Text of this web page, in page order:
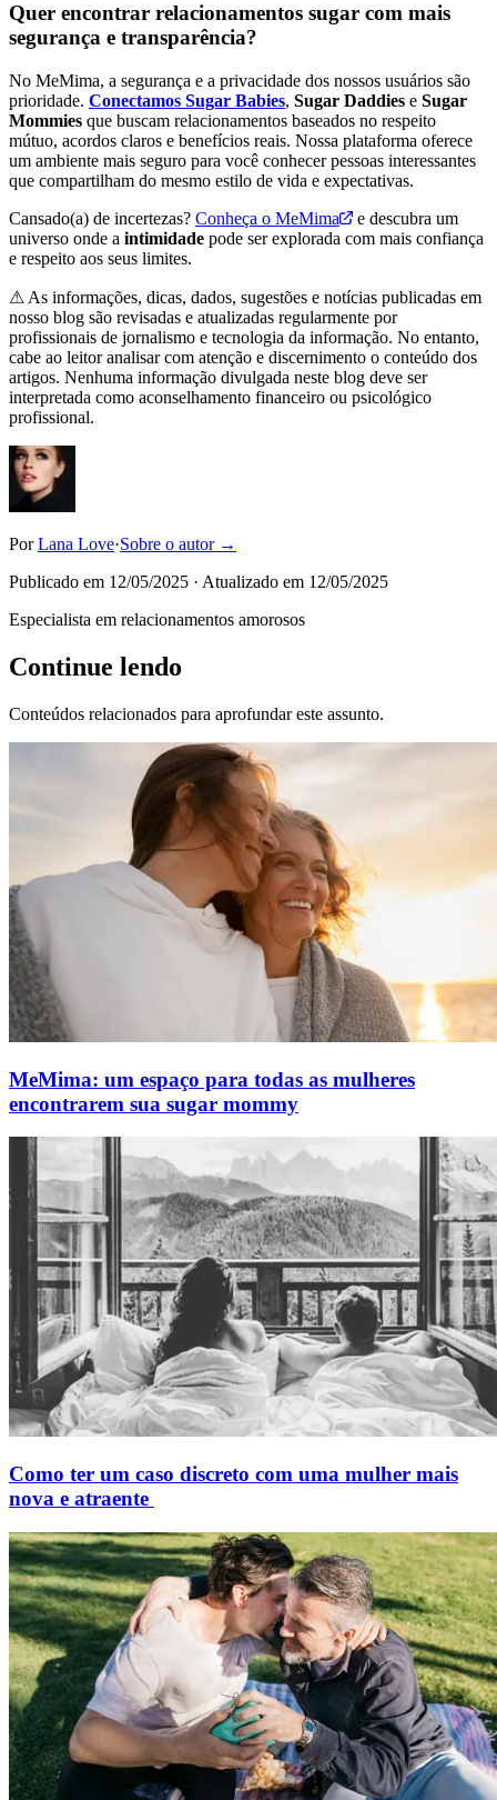
Quer encontrar relacionamentos sugar com mais
segurança e transparência?
No MeMima, a segurança e a privacidade dos nossos usuários são
prioridade. Conectamos Sugar Babies, Sugar Daddies e Sugar
Mommies que buscam relacionamentos baseados no respeito
mútuo, acordos claros e benefícios reais. Nossa plataforma oferece
um ambiente mais seguro para você conhecer pessoas interessantes
que compartilham do mesmo estilo de vida e expectativas.
Cansado(a) de incertezas? Conheça o MeMima
e descubra um
universo onde a intimidade pode ser explorada com mais confiança
e respeito aos seus limites.
⚠ As informações, dicas, dados, sugestões e notícias publicadas em
nosso blog são revisadas e atualizadas regularmente por
profissionais de jornalismo e tecnologia da informação. No entanto,
cabe ao leitor analisar com atenção e discernimento o conteúdo dos
artigos. Nenhuma informação divulgada neste blog deve ser
interpretada como aconselhamento financeiro ou psicológico
profissional.
PorLana Love·Sobre o autor →
Publicado em 12/05/2025 · Atualizado em 12/05/2025
Especialista em relacionamentos amorosos
Continue lendo
Conteúdos relacionados para aprofundar este assunto.
MeMima: um espaço para todas as mulheres
encontrarem sua sugar mommy
Como ter um caso discreto com uma mulher mais
nova e atraente